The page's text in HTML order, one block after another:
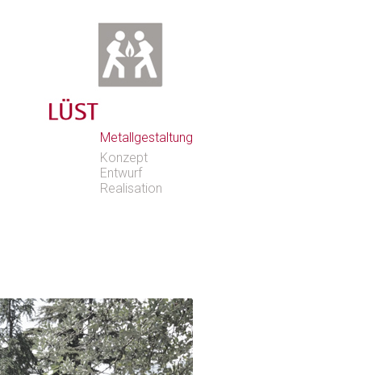
Metallgestaltung
Konzept
Entwurf
Realisation